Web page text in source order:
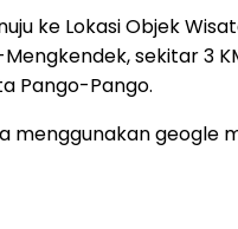
ke Lokasi Objek
sekitar 3
Pango-Pango.
menggunakan geogle